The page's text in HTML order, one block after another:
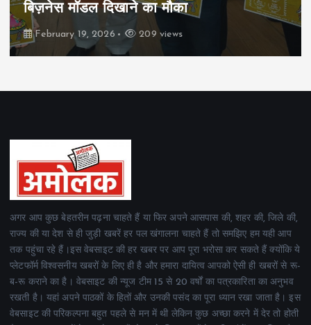
रियल स्टेट्स ने मुकाबले जीते
February 19, 2026 162 views
अगर आप कुछ बेहतरीन पढ़ना चाहते हैं या फिर अपने आसपास की, शहर की, जिले की,
राज्य की या देश से ही जुड़ी खबरें हर पल खंगालना चाहते हैं तो समझिए हम यही आप
तक पहुंचा रहे हैं।इस वेबसाइट की हर खबर पर आप पूरा भरोसा कर सकते हैं क्योंकि ये
प्लेटफॉर्म विश्वसनीय खबरों के लिए ही है और हमारा दायित्व आपको ऐसी ही खबरों से रू-
ब-रू कराने का है। वेबसाइट की न्यूज टीम 15 से 20 वर्षों का पत्रकारिता का अनुभव
रखती है। यहां अपने पाठकों के हितों और उनकी पसंद का पूरा ध्यान रखा जाता है। इस
वेबसाइट की परिकल्पना बहुत पहले से मन में थी लेकिन कुछ अच्छा करने में देर तो होती